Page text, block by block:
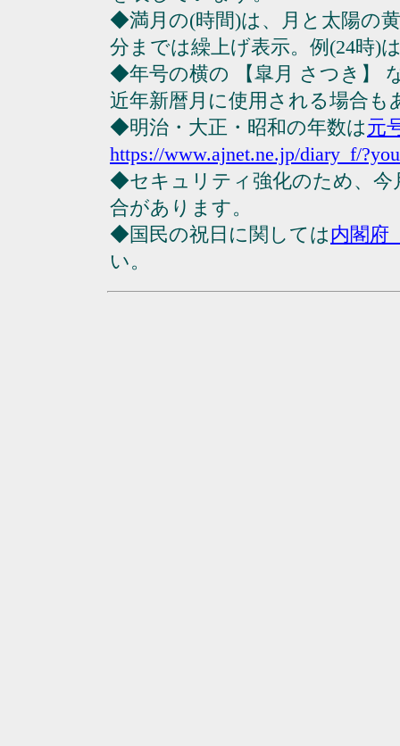
◆満月の(時間)は、月と太陽の
分までは繰上げ表示。例(24時)
◆年号の横の 【皐月 さつき】
近年新暦月に使用される場合も
◆明治・大正・昭和の年数は元
https://www.ajnet.ne.jp/diary_f/
◆セキュリティ強化のため、今
合があります。
◆国民の祝日に関しては内閣府
い。